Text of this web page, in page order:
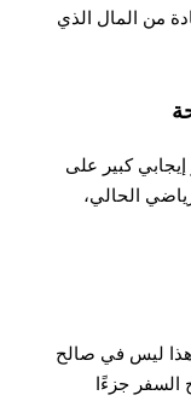
من المال الذي
إيجابي كبير على
الحالي،
هذا ليس في صالح
السفر جزءًا